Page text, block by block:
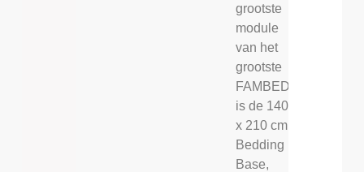
grootste
module
van het
grootste
FAMBED®
is de 140
x 210 cm
Bedding
Base,